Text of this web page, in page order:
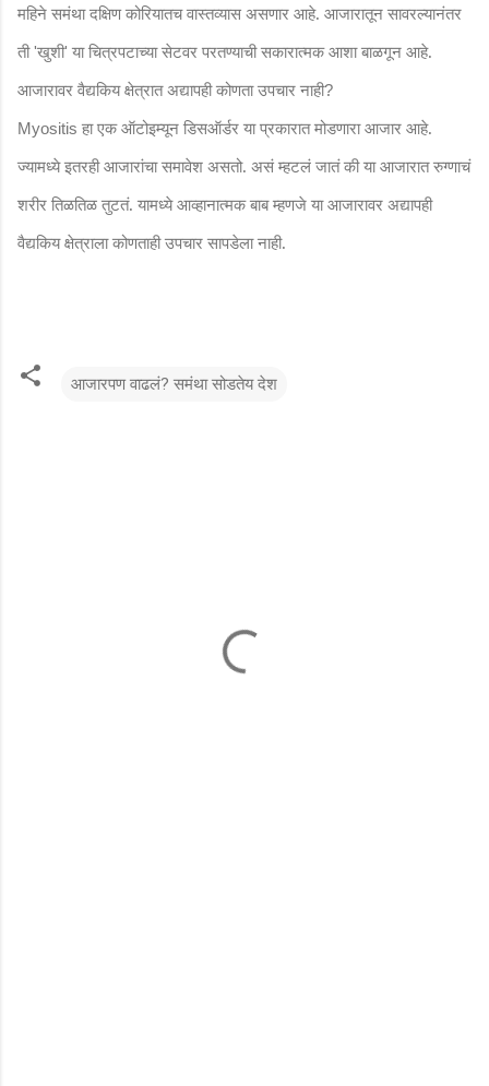
महिने समंथा दक्षिण कोरियातच वास्तव्यास असणार आहे. आजारातून सावरल्यानंतर
ती'खुशी' या चित्रपटाच्या सेटवर परतण्याची सकारात्मक आशा बाळगून आहे.
आजारावर वैद्यकिय क्षेत्रात अद्यापही कोणता उपचार नाही?
Myositis हा एक ऑटोइम्यून डिसऑर्डर या प्रकारात मोडणारा आजार आहे.
ज्यामध्ये इतरही आजारांचा समावेश असतो. असं म्हटलं जातं की या आजारात रुग्णाचं
शरीर तिळतिळ तुटतं. यामध्ये आव्हानात्मक बाब म्हणजे या आजारावर अद्यापही
वैद्यकिय क्षेत्राला कोणताही उपचार सापडेला नाही.
आजारपण वाढलं? समंथा सोडतेय देश